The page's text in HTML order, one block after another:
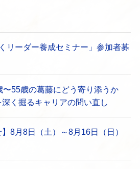
リーダー養成セミナー」参加者募
〜55歳の葛藤にどう寄り添うか
く掘るキャリアの問い直し
8月8日（土）～8月16日（日）